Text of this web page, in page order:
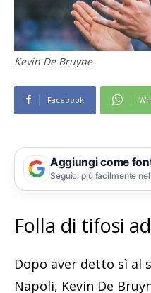
Kevin De Bruyne
Facebook
Aggiungi come
Seguici più facilmente
Folla di tifosi
Dopo aver detto sì al
Napoli, Kevin De